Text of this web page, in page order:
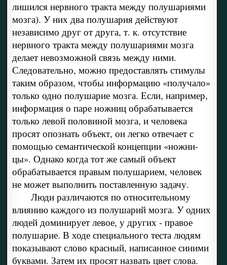
лишился нервного тракта между полушариями
мозга). У них два полушария действуют
независимо друг от друга, т. к. отсутствие
нервного тракта между полушариями мозга
делает невозможной связь между ними.
Следова­тельно, можно предоставлять стимулы
таким образом, чтобы информацию «по­лучало»
только одно полушарие мозга. Если, например,
информация о паре ножниц обрабатывается
только левой половиной мозга, и человека
просят опо­знать объект, он легко отвечает с
помощью семантической концепции «ножни­
цы». Однако когда тот же самый объект
обрабатывается правым полушарием, человек
не может выполнить поставленную задачу.
Люди различаются по относительному
влиянию каждого из полушарий моз­га. У одних
людей доминирует левое, у других - правое
полушарие. В ходе специального теста людям
показывают слово красный, написанное синими
бук­вами. Затем их просят назвать цвет слова.